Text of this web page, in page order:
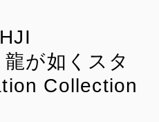
が如くスタ
Collection